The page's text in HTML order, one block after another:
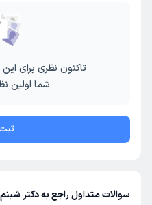
تاکنون نظری برای
شما اولین
سوالات متداول راجع به دکتر